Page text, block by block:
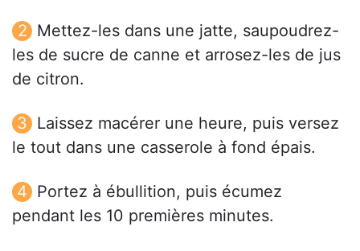
Mettez-les dans une jatte, saupoudrez-
les de sucre de canne et arrosez-les de jus
de citron.
Laissez macérer une heure, puis versez
le tout dans une casserole à fond épais.
Portez à ébullition, puis écumez
pendant les 10 premières minutes.